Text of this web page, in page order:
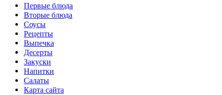
Первые блюда
Вторые блюда
Соусы
Рецепты
Выпечка
Десерты
Закуски
Напитки
Салаты
Карта сайта